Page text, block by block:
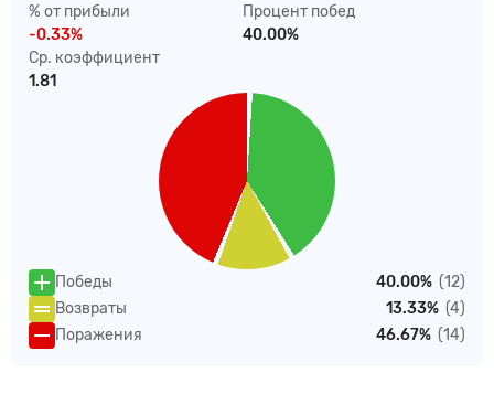
% от прибыли
-0.33%
Процент побед
40.00%
Ср. коэффициент
1.81
Победы 40.00% (12)
Возвраты
13.33% (4)
Поражения
46.67% (14)